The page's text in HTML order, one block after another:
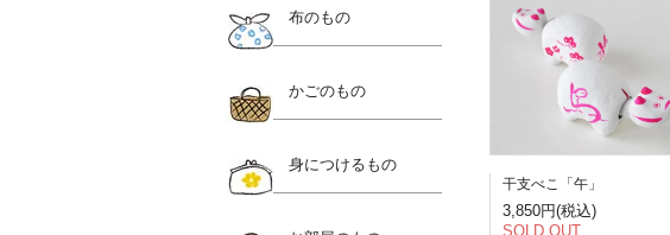
干支べこ「午」
3,850円(税込)
SOLD OUT
布のもの
かごのもの
身につけるもの